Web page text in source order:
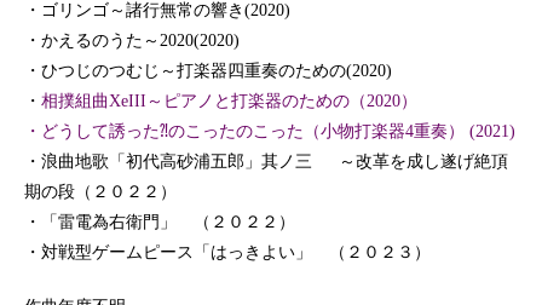
・ゴリンゴ～諸行無常の響き(2020)
・かえるのうた～2020(2020)
・ひつじのつむじ～打楽器四重奏のための(2020)
・ 相撲組曲XeIII～ピアノと打楽器のための（2020）
・どうして誘った⁈のこったのこった（小物打楽器4重奏） (2021)
・浪曲地歌「初代高砂浦五郎」其ノ三 ～改革を成し遂げ絶頂
期の段（２０２２）
・「雷電為右衛門」 （２０２２）
・対戦型ゲームピース「はっきよい」 （２０２３）